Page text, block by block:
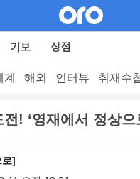
계 해외 인터뷰 취재수
! ‘영재에서 정상으
로]